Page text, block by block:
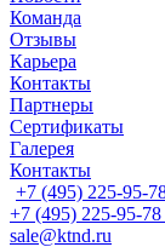
Команда
Отзывы
Карьера
Контакты
Партнеры
Сертификаты
Галерея
Контакты
+7 (495) 225-95-
+7 (495) 225-95-78
sale@ktnd.ru